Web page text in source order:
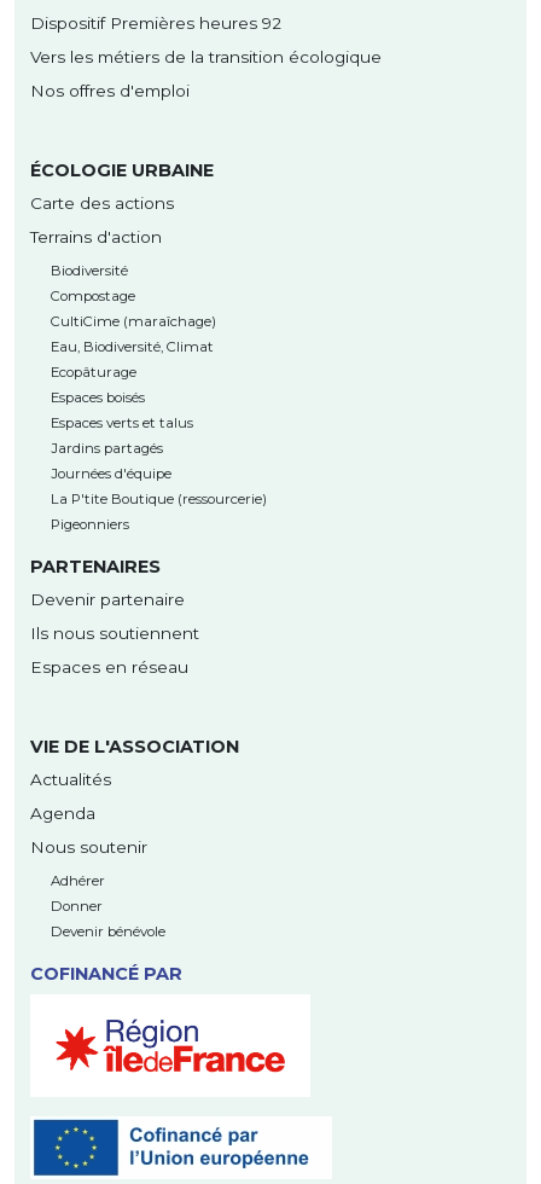
Dispositif Premières heures 92
Vers les métiers de la transition écologique
Nos offres d'emploi
ÉCOLOGIE URBAINE
Carte des actions
Terrains d'action
Biodiversité
Compostage
CultiCime (maraîchage)
Eau, Biodiversité, Climat
Ecopâturage
Espaces boisés
Espaces verts et talus
Jardins partagés
Journées d'équipe
La P'tite Boutique (ressourcerie)
Pigeonniers
PARTENAIRES
Devenir partenaire
Ils nous soutiennent
Espaces en réseau
VIE DE L'ASSOCIATION
Actualités
Agenda
Nous soutenir
Adhérer
Donner
Devenir bénévole
COFINANCÉ PAR